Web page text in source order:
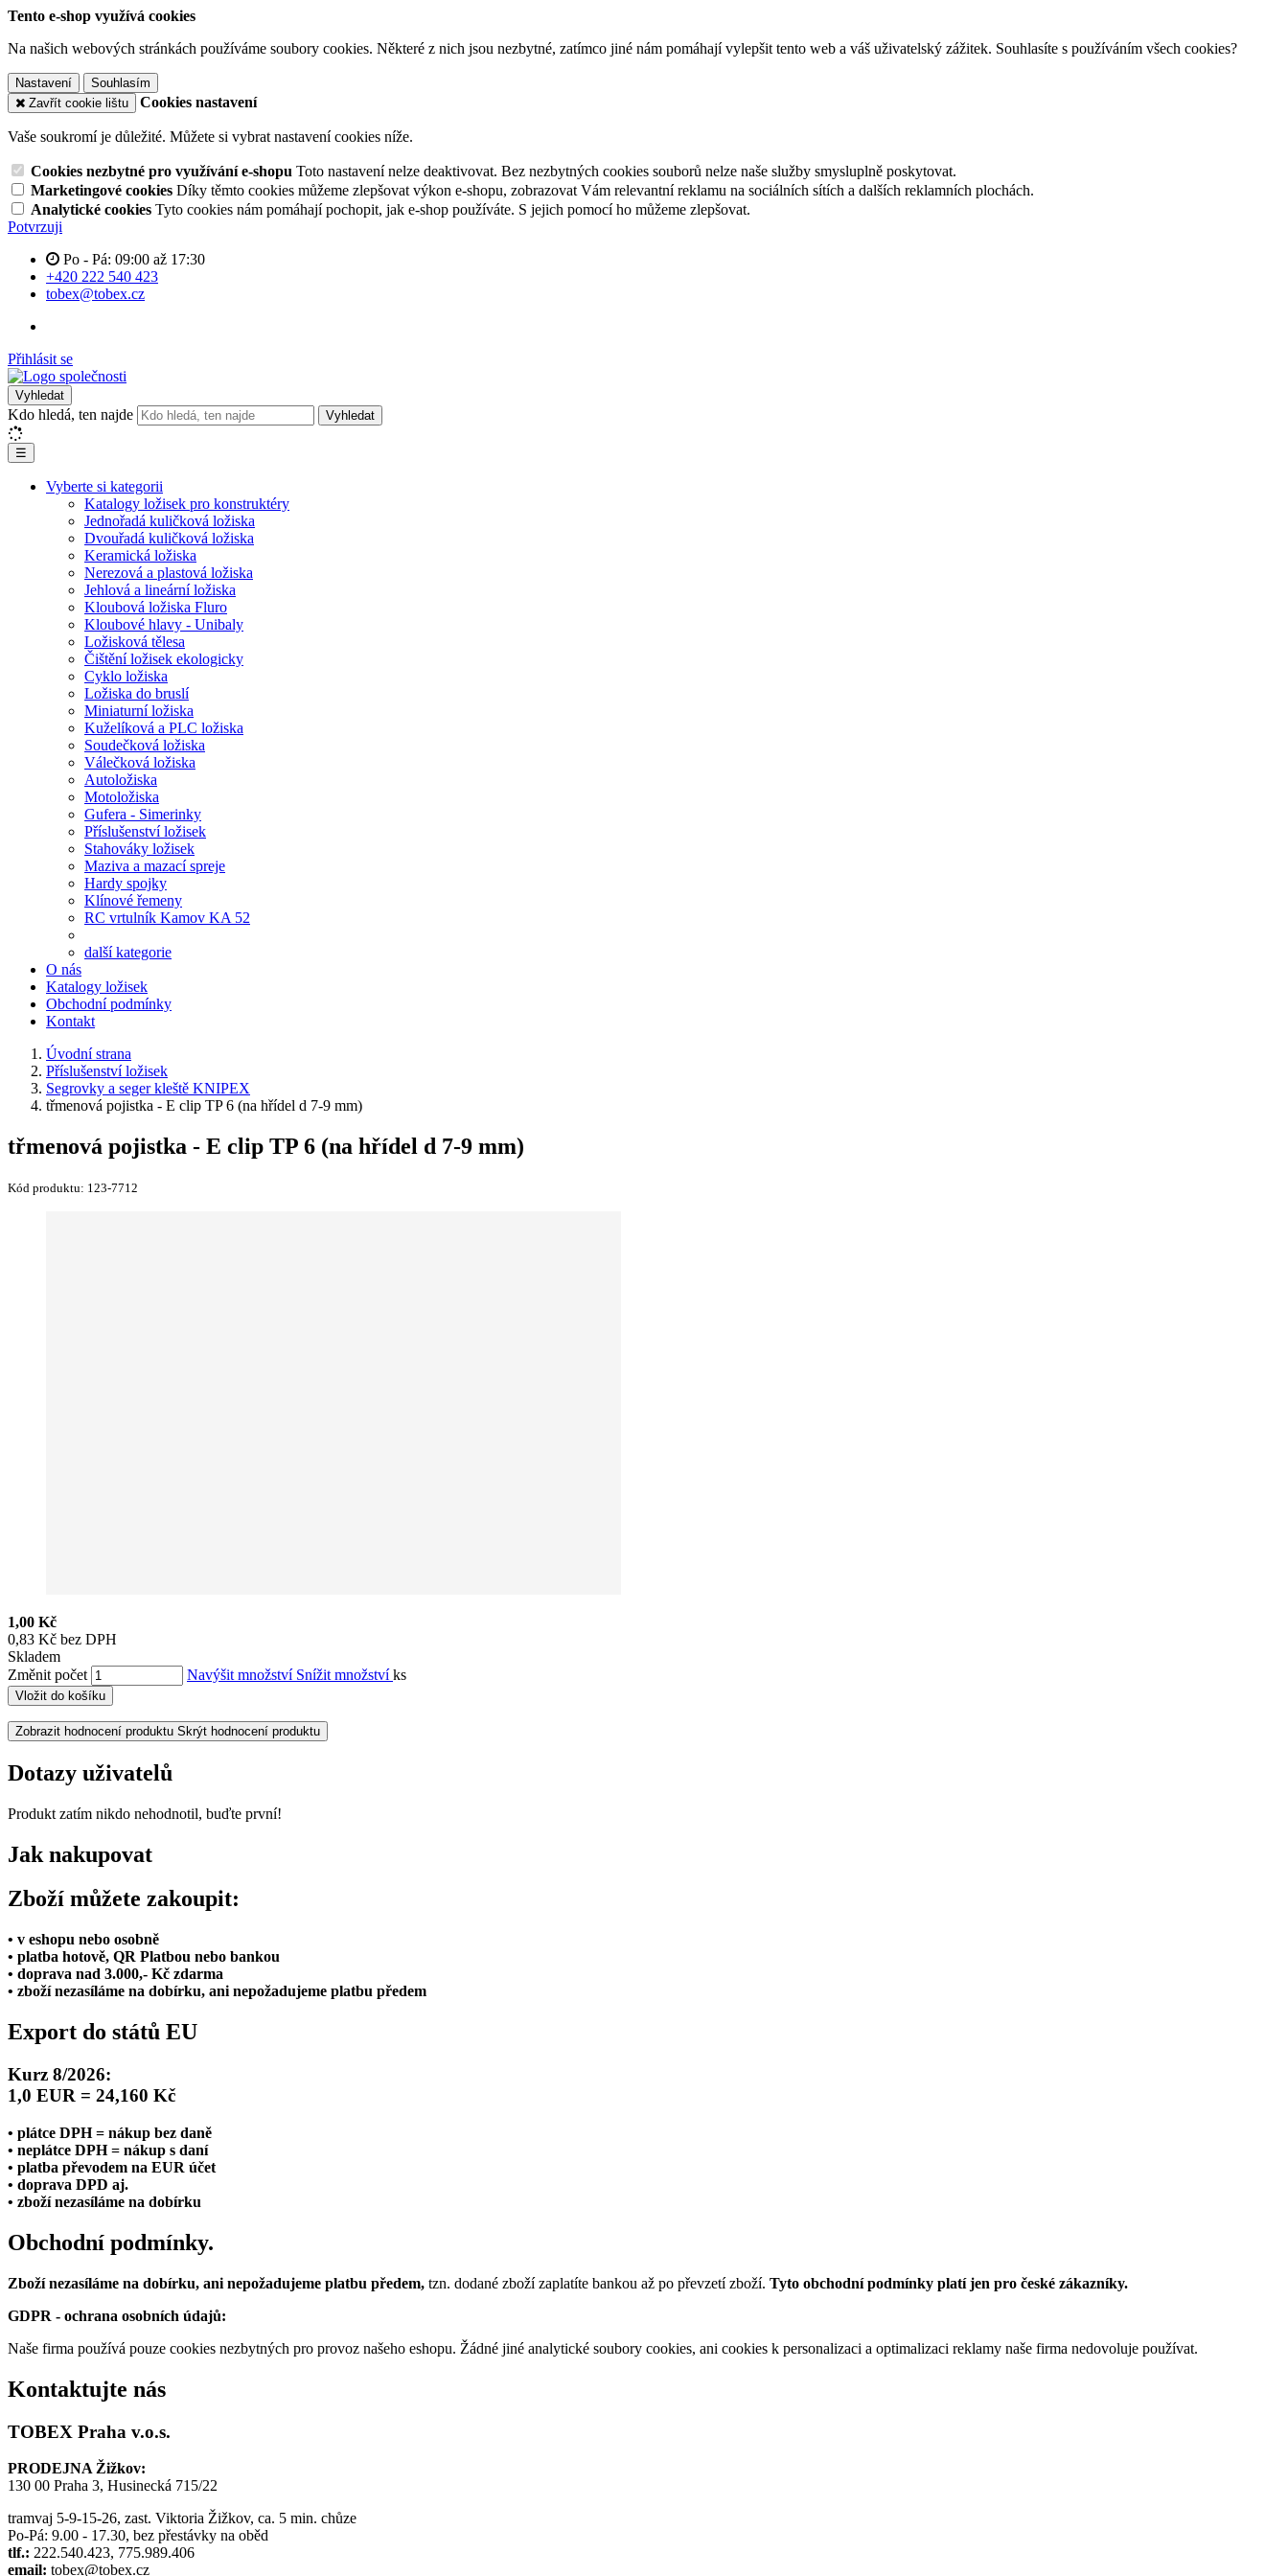
Tento e-shop využívá cookies
Na našich webových stránkách používáme soubory cookies. Některé z nich jsou nezbytné, zatímco jiné nám pomáhají vylepšit tento web a váš uživatelský zážitek. Souhlasíte s používáním všech cookies?
Nastavení
Souhlasím
Zavřít cookie lištu
Cookies nastavení
Vaše soukromí je důležité. Můžete si vybrat nastavení cookies níže.
Cookies nezbytné pro využívání e-shopu Toto nastavení nelze deaktivovat. Bez nezbytných cookies souborů nelze naše služby smysluplně poskytovat.
Marketingové cookies Díky těmto cookies můžeme zlepšovat výkon e-shopu, zobrazovat Vám relevantní reklamu na sociálních sítích a dalších reklamních plochách.
Analytické cookies Tyto cookies nám pomáhají pochopit, jak e-shop používáte. S jejich pomocí ho můžeme zlepšovat.
Potvrzuji
Po - Pá: 09:00 až 17:30
+420 222 540 423
tobex@tobex.cz
Přihlásit se
Vyhledat
Kdo hledá, ten najde Vyhledat
☰
Vyberte si kategorii
Katalogy ložisek pro konstruktéry
Jednořadá kuličková ložiska
Dvouřadá kuličková ložiska
Keramická ložiska
Nerezová a plastová ložiska
Jehlová a lineární ložiska
Kloubová ložiska Fluro
Kloubové hlavy - Unibaly
Ložisková tělesa
Čištění ložisek ekologicky
Cyklo ložiska
Ložiska do bruslí
Miniaturní ložiska
Kuželíková a PLC ložiska
Soudečková ložiska
Válečková ložiska
Autoložiska
Motoložiska
Gufera - Simerinky
Příslušenství ložisek
Stahováky ložisek
Maziva a mazací spreje
Hardy spojky
Klínové řemeny
RC vrtulník Kamov KA 52
další kategorie
O nás
Katalogy ložisek
Obchodní podmínky
Kontakt
Úvodní strana
Příslušenství ložisek
Segrovky a seger kleště KNIPEX
třmenová pojistka - E clip TP 6 (na hřídel d 7-9 mm)
třmenová pojistka - E clip TP 6 (na hřídel d 7-9 mm)
Kód produktu: 123-7712
1,00 Kč
0,83 Kč bez DPH
Skladem
Změnit počet
Navýšit množství Snížit množstvíks
Vložit do košíku
Zobrazit hodnocení produktu Skrýt hodnocení produktu
Dotazy uživatelů
Produkt zatím nikdo nehodnotil, buďte první!
Jak nakupovat
Zboží můžete zakoupit:
• v eshopu nebo osobně
• platba hotově, QR Platbou nebo bankou
• doprava nad 3.000,- Kč zdarma
• zboží nezasíláme na dobírku, ani nepožadujeme platbu předem
Export do států EU
Kurz 8/2026:
1,0 EUR = 24,160 Kč
• plátce DPH = nákup bez daně
• neplátce DPH = nákup s daní
• platba převodem na EUR účet
• doprava DPD aj.
• zboží nezasíláme na dobírku
Obchodní podmínky.
Zboží nezasíláme na dobírku, ani nepožadujeme platbu předem, tzn. dodané zboží zaplatíte bankou až po převzetí zboží. Tyto obchodní podmínky platí jen pro české zákazníky.
GDPR - ochrana osobních údajů:
Naše firma používá pouze cookies nezbytných pro provoz našeho eshopu. Žádné jiné analytické soubory cookies, ani cookies k personalizaci a optimalizaci reklamy naše firma nedovoluje používat.
Kontaktujte nás
TOBEX Praha v.o.s.
PRODEJNA Žižkov:
130 00 Praha 3, Husinecká 715/22
tramvaj 5-9-15-26, zast. Viktoria Žižkov, ca. 5 min. chůze
Po-Pá: 9.00 - 17.30, bez přestávky na oběd
tlf.: 222.540.423, 775.989.406
email: tobex@tobex.cz